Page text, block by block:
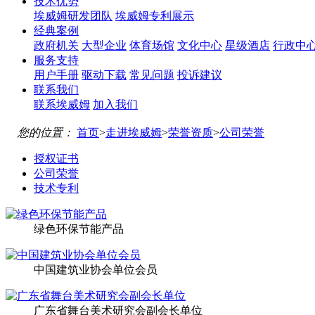
埃威姆研发团队 埃威姆专利展示
经典案例
政府机关 大型企业 体育场馆 文化中心 星级酒店 行政中
服务支持
用户手册 驱动下载 常见问题 投诉建议
联系我们
联系埃威姆 加入我们
您的位置： 首页>走进埃威姆>荣誉资质>公司荣誉
授权证书
公司荣誉
技术专利
绿色环保节能产品
中国建筑业协会单位会员
广东省舞台美术研究会副会长单位